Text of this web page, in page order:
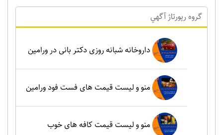
گروه رپورتاژ آگهي
داروخانه شبانه روزی دکتر بانی در ورامین
منو و لیست قیمت های فست فود ورامین
منو و لیست قیمت کافه های خوب